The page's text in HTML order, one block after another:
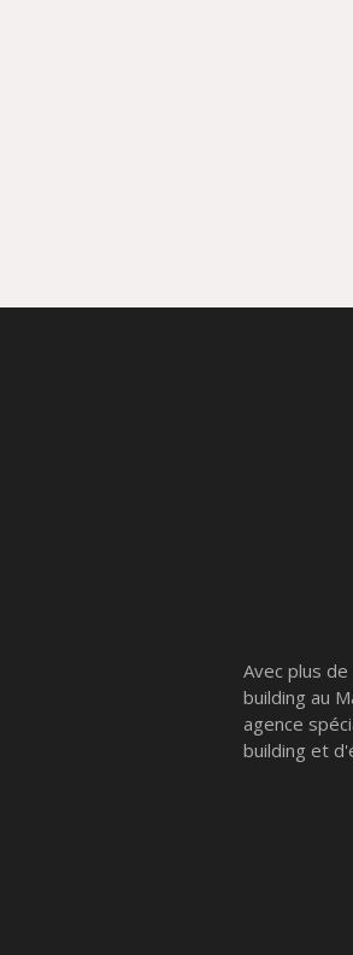
Avec plus
building au
agence
building et